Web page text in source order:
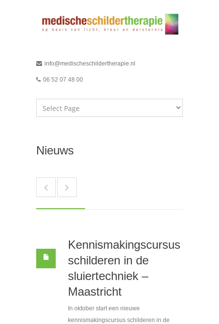
info@medischeschildertherapie.nl
06 52 07 48 00
Nieuws
Kennismakingscursus
schilderen in de
sluiertechniek –
Maastricht
In oktober start een nieuwe
kennismakingscursus schilderen in de